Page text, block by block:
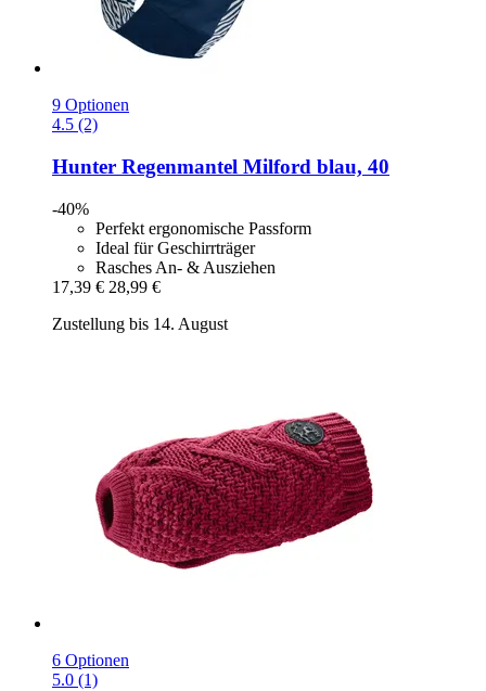
9 Optionen
4.5 (2)
Hunter Regenmantel Milford blau, 40
-40%
Perfekt ergonomische Passform
Ideal für Geschirrträger
Rasches An- & Ausziehen
17,39 € 28,99 €
Zustellung bis 14. August
6 Optionen
5.0 (1)